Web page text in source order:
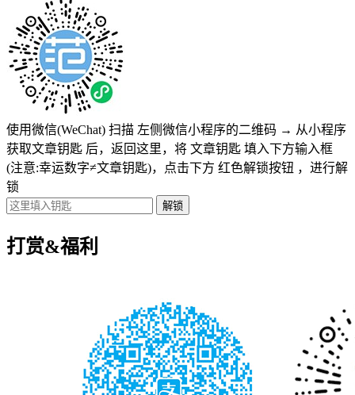
使用微信(WeChat) 扫描 左侧微信小程序的二维码 → 从小程序
获取文章钥匙 后，返回这里，将 文章钥匙 填入下方输入框
(注意:幸运数字≠文章钥匙)，点击下方 红色解锁按钮 ，进行解
锁
打赏&福利